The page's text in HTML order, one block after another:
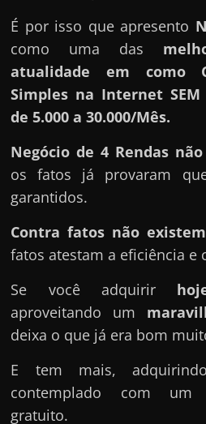
É por isso que apresento
como uma das
atualidade em como
Simples na Internet SEM
de 5.000 a 30.000/Mês.
Negócio de 4 Rendas
os fatos já provaram
garantidos.
Contra fatos não
fatos atestam a eficiência
Se você adquirir
aproveitando um
deixa o que já era bom
E tem mais,
contemplado com um
gratuito.